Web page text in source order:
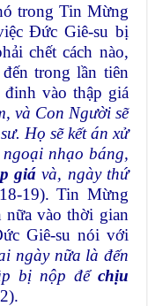
trong Tin Mừng
Đức Giê-su bị
chết cách nào,
trong lần tiên
vào thập giá
và Con Người sẽ
Họ sẽ kết án xử
nhạo báng,
giá và, ngày thứ
19). Tin Mừng
nữa vào thời gian
Giê-su nói với
ngày nữa là đến
bị nộp để chịu